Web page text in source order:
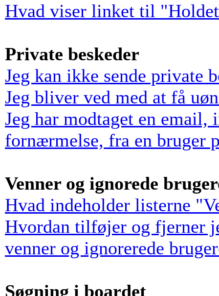
Hvad viser linket til
Private beskeder
Jeg kan ikke sende private
Jeg bliver ved med at få
Jeg har modtaget en email,
fornærmelse, fra en bruger
Venner og ignorede
Hvad indeholder listerne
Hvordan tilføjer og fjerner
venner og ignorerede
Søgning i boardet